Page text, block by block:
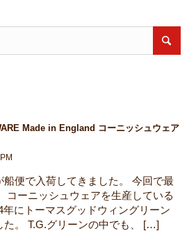
Made in England コーニッシュウェア
船便で入荷してきました。 今回で最
コーニッシュウェアを生産している
年にトーマスグッドウィングリーン
た。 T.G.グリーンの中でも、 […]